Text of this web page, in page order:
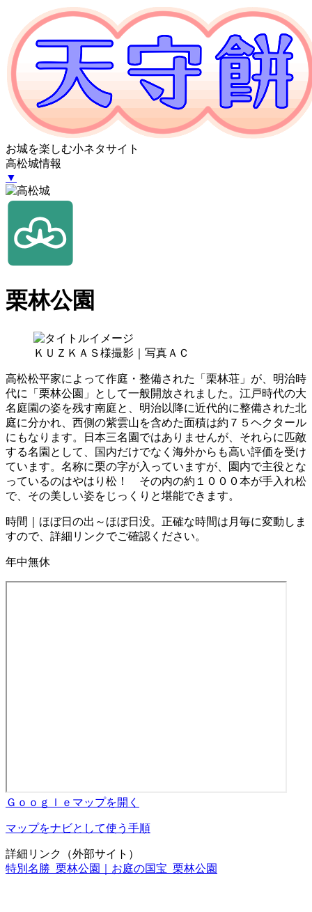
お城を楽しむ小ネタサイト
高松城情報
▼
栗林公園
ＫＵＺＫＡＳ様撮影｜写真ＡＣ
高松松平家によって作庭・整備された「栗林荘」が、明治時
代に「栗林公園」として一般開放されました。江戸時代の大
名庭園の姿を残す南庭と、明治以降に近代的に整備された北
庭に分かれ、西側の紫雲山を含めた面積は約７５ヘクタール
にもなります。日本三名園ではありませんが、それらに匹敵
する名園として、国内だけでなく海外からも高い評価を受け
ています。名称に栗の字が入っていますが、園内で主役とな
っているのはやはり松！ その内の約１０００本が手入れ松
で、その美しい姿をじっくりと堪能できます。
時間｜ほぼ日の出～ほぼ日没。正確な時間は月毎に変動しま
すので、詳細リンクでご確認ください。
年中無休
Ｇｏｏｇｌｅマップを開く
マップをナビとして使う手順
詳細リンク（外部サイト）
特別名勝 栗林公園｜お庭の国宝 栗林公園